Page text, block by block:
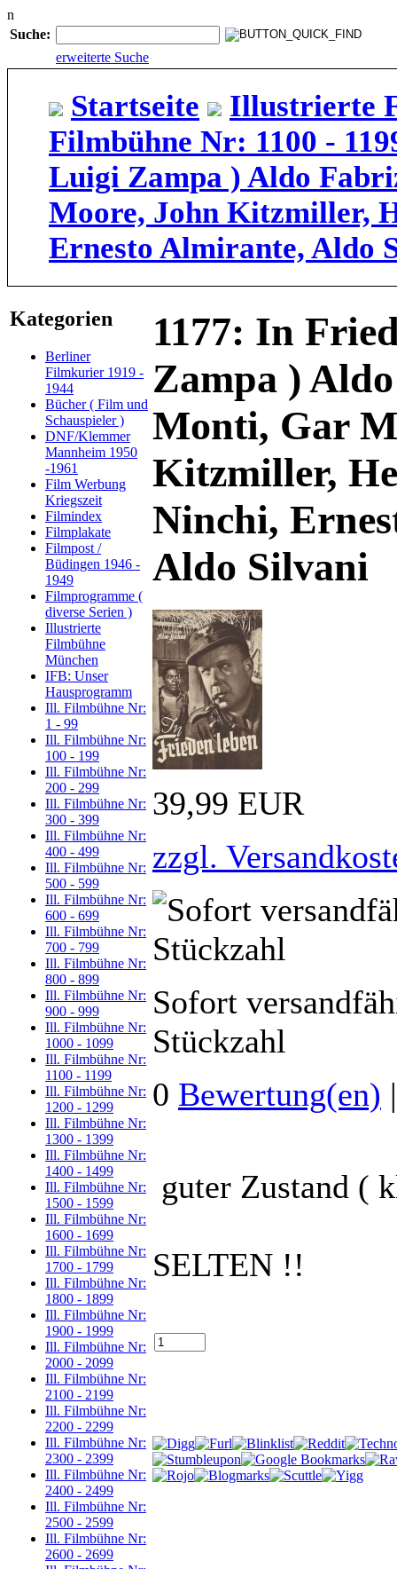
n
Suche:
erweiterte Suche
Startseite
Illustrierte
Filmbühne Nr: 1100 -
Luigi Zampa ) Aldo
Moore, John Kitzmiller,
Ernesto Almirante, Aldo
Kategorien
Berliner
Filmkurier 1919 -
1944
Bücher ( Film und
Schauspieler )
DNF/Klemmer
Mannheim 1950
-1961
Film Werbung
Kriegszeit
Filmindex
Filmplakate
Filmpost /
Büdingen 1946 -
1949
Filmprogramme (
diverse Serien )
Illustrierte
Filmbühne
München
IFB: Unser
Hausprogramm
Ill. Filmbühne Nr:
1 - 99
Ill. Filmbühne Nr:
100 - 199
Ill. Filmbühne Nr:
200 - 299
Ill. Filmbühne Nr:
300 - 399
Ill. Filmbühne Nr:
400 - 499
Ill. Filmbühne Nr:
500 - 599
Ill. Filmbühne Nr:
600 - 699
Ill. Filmbühne Nr:
700 - 799
Ill. Filmbühne Nr:
800 - 899
Ill. Filmbühne Nr:
900 - 999
Ill. Filmbühne Nr:
1000 - 1099
Ill. Filmbühne Nr:
1100 - 1199
Ill. Filmbühne Nr:
1200 - 1299
Ill. Filmbühne Nr:
1300 - 1399
Ill. Filmbühne Nr:
1400 - 1499
Ill. Filmbühne Nr:
1500 - 1599
Ill. Filmbühne Nr:
1600 - 1699
Ill. Filmbühne Nr:
1700 - 1799
Ill. Filmbühne Nr:
1800 - 1899
Ill. Filmbühne Nr:
1900 - 1999
Ill. Filmbühne Nr:
2000 - 2099
Ill. Filmbühne Nr:
2100 - 2199
Ill. Filmbühne Nr:
2200 - 2299
Ill. Filmbühne Nr:
2300 - 2399
Ill. Filmbühne Nr:
2400 - 2499
Ill. Filmbühne Nr:
2500 - 2599
Ill. Filmbühne Nr:
2600 - 2699
1177: In
Zampa )
Monti, Gar
Kitzmiller,
Ninchi,
Aldo Silvani
39,99 EUR
zzgl.
Sofort
Stückzahl
0 Bewertung(en)
guter Zustand (
SELTEN !!